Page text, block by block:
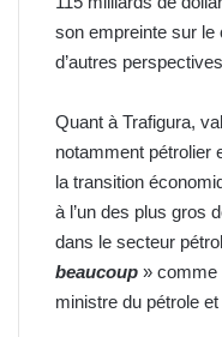
son empreinte sur le
d’autres
Quant à Trafigura,
notamment pétrolier
la transition
à l’un des plus gros
dans le secteur
beaucoup » comme
ministre du pétrole